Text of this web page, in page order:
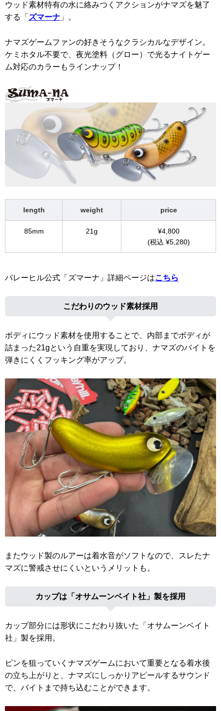
ウッド素材特有の水に絡みつくアクションがナマズを魅了
する「 ズマーナ 」。
ナマズゲームファンの好きそうなクラシカルなデザイン。
ケミホタル不要で、夜光塗料（グロー）で光るナイトゲー
ム対応のカラーもラインナップ！
length weight price
85mm 21g
¥4,800
(税込 ¥5,280)
バレーヒル公式「ズマーナ」詳細ページはこちら
こだわりのウッド素材採用
ボディにウッド素材を使用することで、内部までボディが
詰まった21gという自重を実現しており、ナマズのバイトを
弾きにくくフッキング率がアップ。
またウッド製のルアーは着水音がソフトなので、スレたナ
マズに警戒させにくいというメリットも。
カップは「オサムーンベイト社」製を採用
カップ部分には形状にこだわり抜いた「オサムーンベイト
社」製を採用。
ピンを狙っていくナマズゲームにおいて重要となる着水後
の立ち上がりと、ナマズにしっかりアピールするサウンド
で、バイトまで持ち込むことができます。